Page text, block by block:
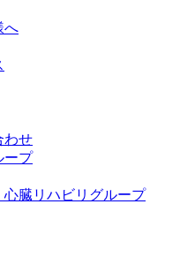
へ
わせ
ープ
臓リハビリグループ